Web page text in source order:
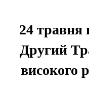
24 травня
Другий
високого